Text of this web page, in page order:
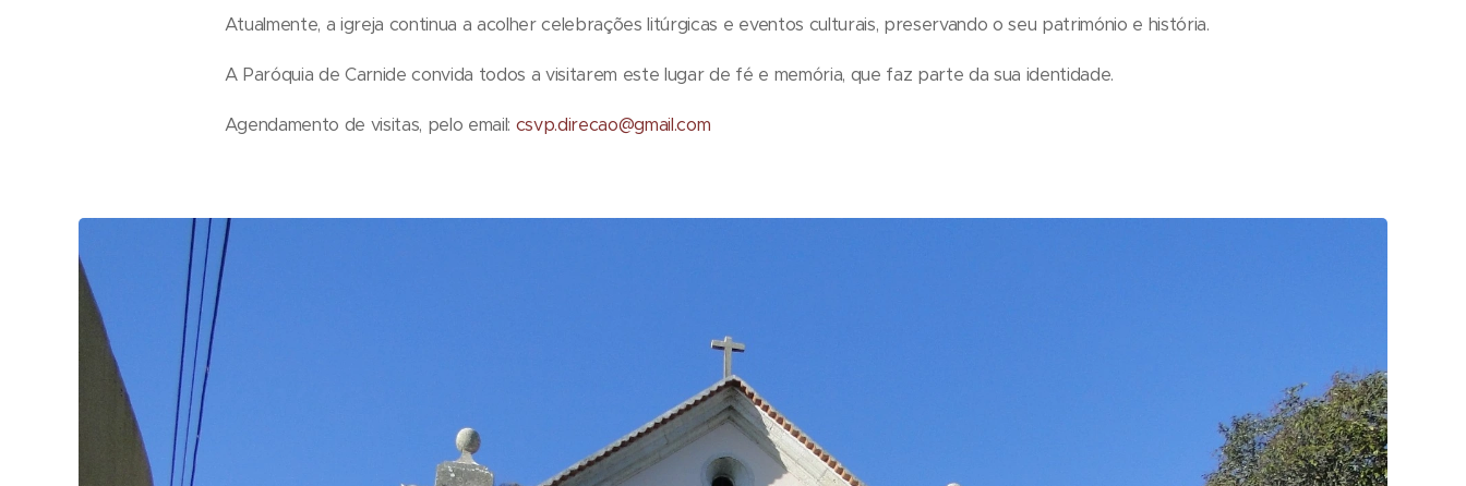
Atualmente, a igreja continua a acolher celebrações litúrgicas e eventos culturais, preservando o seu património e história.
A Paróquia de Carnide convida todos a visitarem este lugar de fé e memória, que faz parte da sua identidade.
Agendamento de visitas, pelo email: csvp.direcao@gmail.com